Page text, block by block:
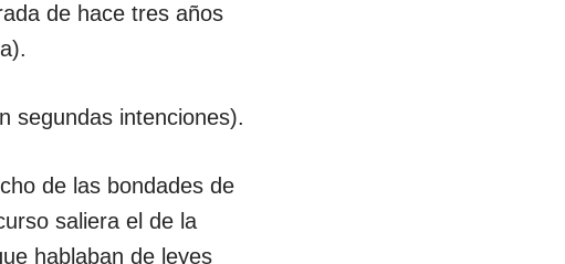
de hace tres años
segundas intenciones).
de las bondades de
saliera el de la
hablaban de leyes